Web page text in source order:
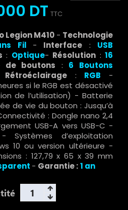
DT TTC
Legion M410 - Technologie
Fil - Interface : USB
: Optique- Résolution :16
de boutons : 6 Boutons
Rétroéclairage : RGB
-
si le RGB est désactivé
de l’utilisation) - Batterie
de vie du bouton : Jusqu’à
: Dongle nano 2,4
USB-A vers USB-C -
Systèmes d’exploitation
10 ou version ultérieure -
: 127,79 x 65 x 39 mm
- Garantie :1 an